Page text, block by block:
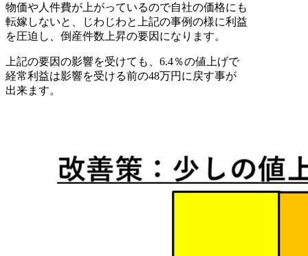
物価や人件費が上がっているので自社の価格にも
転嫁しないと、じわじわと上記の事例の様に利益
を圧迫し、倒産件数上昇の要因になります。
上記の要因の影響を受けても、6.4％の値上げで
経常利益は影響を受ける前の48万円に戻す事が
出来ます。